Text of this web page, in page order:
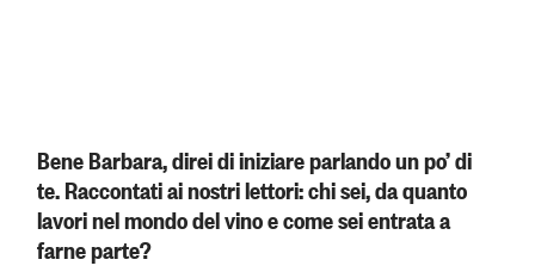
Bene Barbara, direi di iniziare parlando un po’ di
te. Raccontati ai nostri lettori: chi sei, da quanto
lavori nel mondo del vino e come sei entrata a
farne parte?